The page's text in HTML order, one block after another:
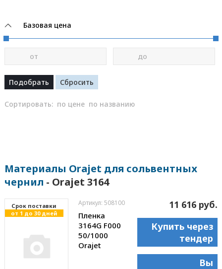
Базовая цена
от до
Сортировать: по цене по названию
Материалы Orajet для сольвентных
чернил - Orajet 3164
Cрок поставки
от 1 до 30 дней
Артикул: 508100
Пленка
3164G F000
50/1000
Orajet
11 616 руб.
Купить через
тендер
Вы